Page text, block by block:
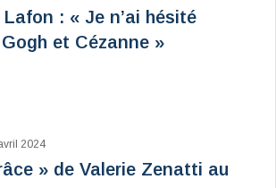
Lafon : « Je n’ai hésité
et Cézanne »
2024
» de Valerie Zenatti au